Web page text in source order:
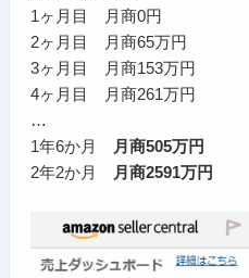
1ヶ月目 月商0円
2ヶ月目 月商65万円
3ヶ月目 月商153万円
4ヶ月目 月商261万円
…
1年6か月
月商505万円
2年2か月
月商2591万円